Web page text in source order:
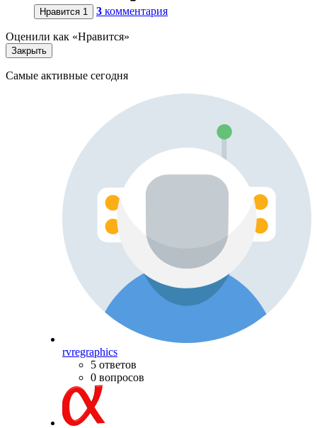
Нравится 1 3 комментария
Оценили как «Нравится»
Закрыть
Самые активные сегодня
rvregraphics
5 ответов
0 вопросов